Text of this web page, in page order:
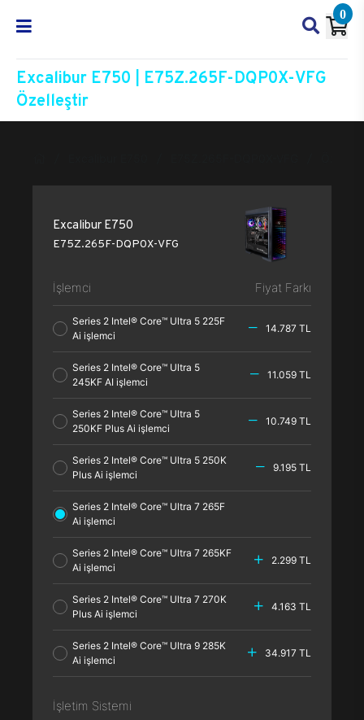
0
Excalibur E750 | E75Z.265F-DQP0X-VFG
Özelleştir
Excalibur E750
E75Z.265F-DQP0X-VFG
İşlemci Fiyat Farkı
Series 2 Intel® Core™ Ultra 5 225F
Ai işlemci
14.787 TL
Series 2 Intel® Core™ Ultra 5
245KF AI işlemci
11.059 TL
Series 2 Intel® Core™ Ultra 5
250KF Plus Ai işlemci
10.749 TL
Series 2 Intel® Core™ Ultra 5 250K
Plus Ai işlemci
9.195 TL
Series 2 Intel® Core™ Ultra 7 265F
Ai işlemci
Series 2 Intel® Core™ Ultra 7 265KF
Ai işlemci
2.299 TL
Series 2 Intel® Core™ Ultra 7 270K
Plus Ai işlemci
4.163 TL
Series 2 Intel® Core™ Ultra 9 285K
Ai işlemci
34.917 TL
İşletim Sistemi